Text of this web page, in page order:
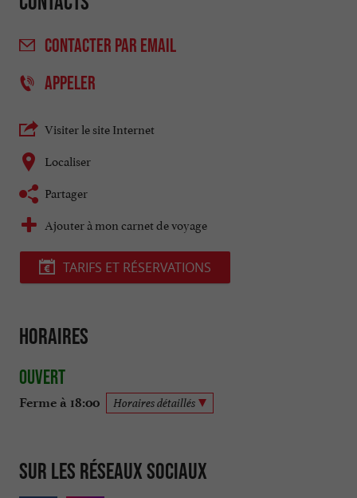
CONTACTER PAR EMAIL
APPELER
Visiter le site Internet
Localiser
Partager
Ajouter à mon carnet de voyage
TARIFS ET RÉSERVATIONS
Horaires
Ouvert
Ferme à 18:00 Horaires détaillés
Sur les réseaux sociaux